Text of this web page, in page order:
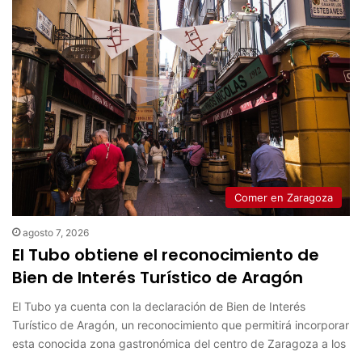
Comer en Zaragoza
agosto 7, 2026
El Tubo obtiene el reconocimiento de
Bien de Interés Turístico de Aragón
El Tubo ya cuenta con la declaración de Bien de Interés
Turístico de Aragón, un reconocimiento que permitirá incorporar
esta conocida zona gastronómica del centro de Zaragoza a los